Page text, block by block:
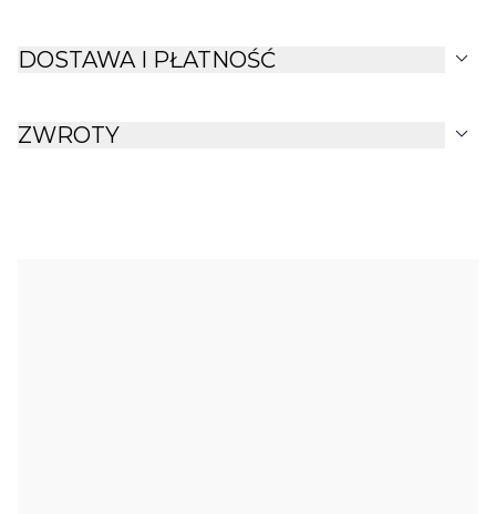
DOSTAWA I PŁATNOŚĆ expand_more
ZWROTY expand_more